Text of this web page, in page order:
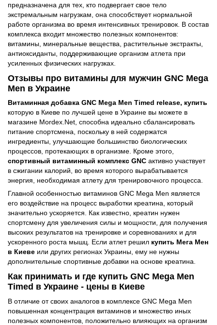
предназначена для тех, кто подвергает свое тело
экстремальным нагрузкам, она способствует нормальной
работе организма во время интенсивных тренировок. В состав
комплекса входит множество полезных компонентов:
витамины, минеральные вещества, растительные экстракты,
антиоксиданты, поддерживающие организм атлета при
усиленных физических нагрузках.
Отзывы про витамины для мужчин GNC Mega
Men в Украине
Витаминная добавка GNC Mega Men Timed release, купить
которую в Киеве по лучшей цене в Украине вы можете в
магазине Mordex.Net, способна идеально сбалансировать
питание спортсмена, поскольку в ней содержатся
ингредиенты, улучшающие большинство биологических
процессов, протекающих в организме. Кроме этого,
спортивный витаминный комплекс GNC активно участвует
в сжигании калорий, во время которого вырабатывается
энергия, необходимая атлету для тренировочного процесса.
Главной особенностью витаминов GNC Mega Men является
его воздействие на процесс выработки креатина, который
значительно ускоряется. Как известно, креатин нужен
спортсмену для увеличения силы и мощности, для получения
высоких результатов на тренировке и соревнованиях и для
ускоренного роста мышц. Если атлет решил купить Мега Мен
в Киеве или других регионах Украины, ему не нужны
дополнительные спортивные добавки на основе креатина.
Как принимать и где купить GNC Mega Men
Timed в Украине - цены в Киеве
В отличие от своих аналогов в комплексе GNC Mega Men
повышенная концентрация витаминов и множество иных
полезных компонентов, положительно влияющих на организм